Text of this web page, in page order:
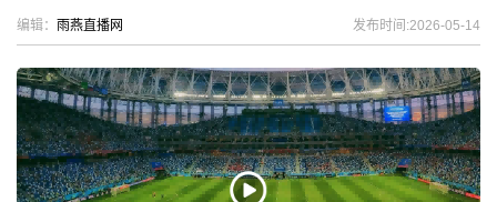
编辑： 雨燕直播网 发布时间:2026-05-14